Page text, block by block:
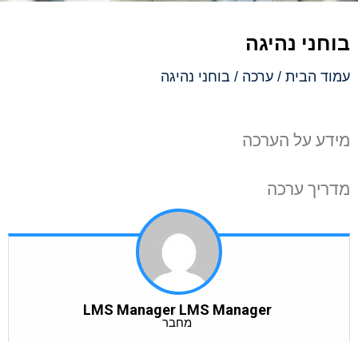
בוחני נהיגה
עמוד הבית / ערכה / בוחני נהיגה
מידע על הערכה
מדריך ערכה
LMS Manager LMS Manager
מחבר